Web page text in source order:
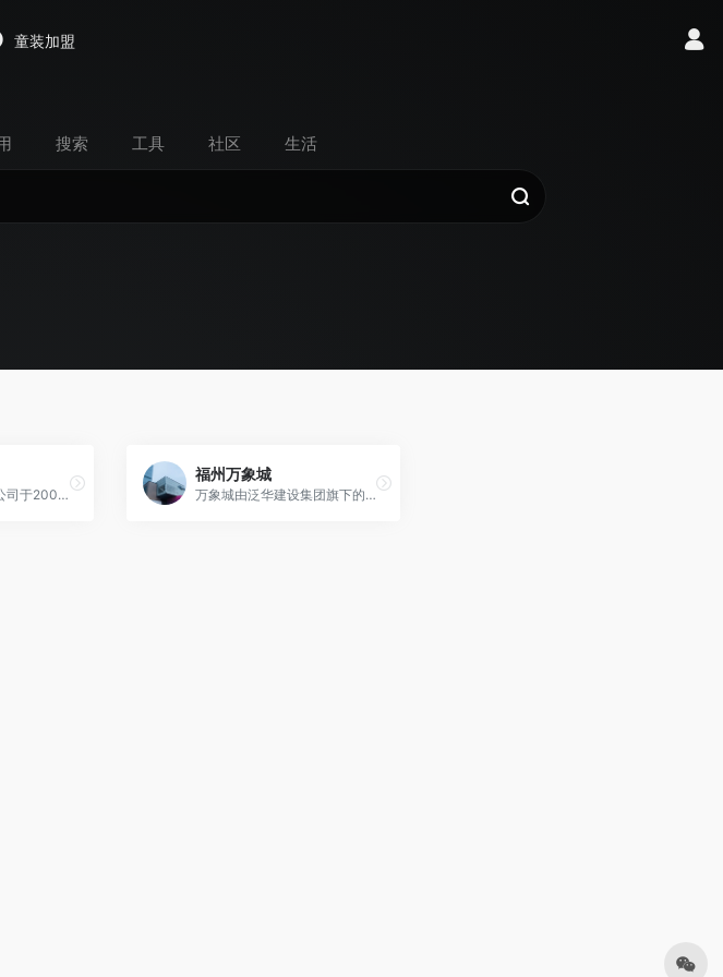
童装加盟
搜索 工具 社区 生活
大洋百货集团有限公司于2002年5月注册成立，为外商独资企业，总投资人民币6亿。大洋百货集团在中国大陆专门从事百货零售事业，目前大洋百货在全国已开设有福州东街店、苏州店、南京店、泉州店、无锡店、常州店、武汉中山店、福州乌山店、武汉光谷店、福州大洋天地店等十家分店，营业总面积超过36万平方米。
福州万象城
万象城由泛华建设集团旗下的福建泛华地产开发。泛华建设集团是一家实力雄厚的大型房地产企业，是中国首家由国家体改委批准，建设部归口管理的全国性工程股份制企业，是建设部五家直属现代企业制度试点单位之一，由国务院有关部委和省市的近二十家规划、咨询、勘察、设计、建筑、施工、房地产开发、投资公司等大中型企业以股份制形式组建而成的。